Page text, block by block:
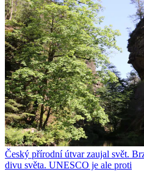
Český přírodní útvar zaujal svět.
divu světa. UNESCO je ale proti